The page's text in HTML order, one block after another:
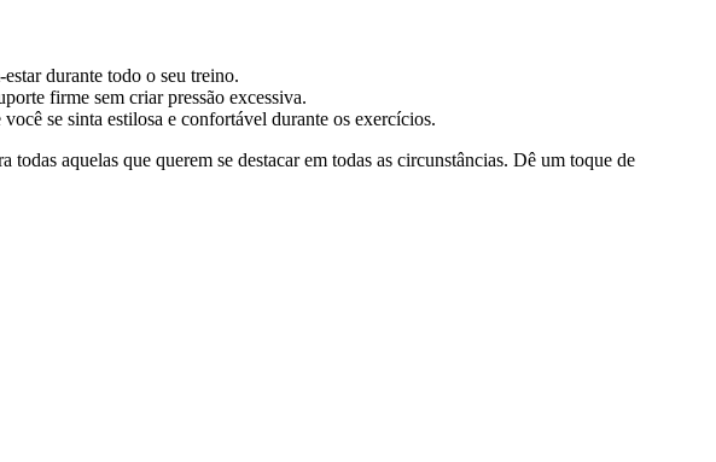
durante todo o seu treino.
firme sem criar pressão excessiva.
se sinta estilosa e confortável durante os exercícios.
aquelas que querem se destacar em todas as circunstâncias. Dê um toque de